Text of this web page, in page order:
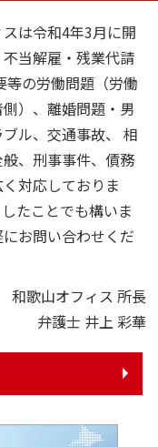
は令和4年3月に開
当解雇・残業代請
等の労働問題（労働
）、離婚問題・男
ル、交通事故、 相
、刑事事件、債務
対応しておりま
たことでも構いま
お問い合わせくだ
和歌山オフィス 所長
弁護士 井上 彩華